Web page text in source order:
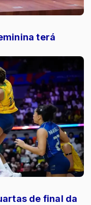
terá
de final da